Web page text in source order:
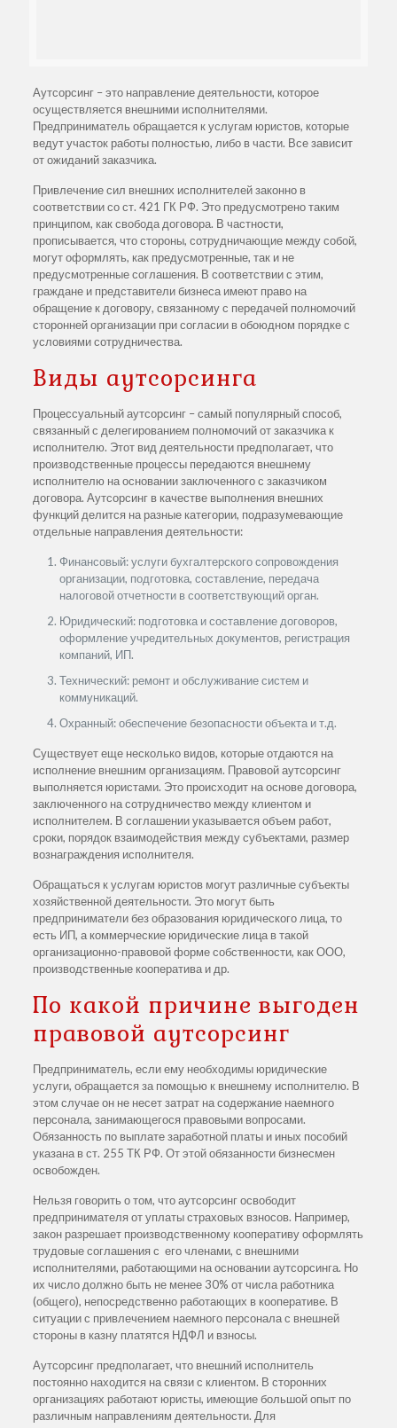
Аутсорсинг – это направление деятельности, которое
осуществляется внешними исполнителями.
Предприниматель обращается к услугам юристов, которые
ведут участок работы полностью, либо в части. Все зависит
от ожиданий заказчика.
Привлечение сил внешних исполнителей законно в
соответствии со ст. 421 ГК РФ. Это предусмотрено таким
принципом, как свобода договора. В частности,
прописывается, что стороны, сотрудничающие между собой,
могут оформлять, как предусмотренные, так и не
предусмотренные соглашения. В соответствии с этим,
граждане и представители бизнеса имеют право на
обращение к договору, связанному с передачей полномочий
сторонней организации при согласии в обоюдном порядке с
условиями сотрудничества.
Виды аутсорсинга
Процессуальный аутсорсинг – самый популярный способ,
связанный с делегированием полномочий от заказчика к
исполнителю. Этот вид деятельности предполагает, что
производственные процессы передаются внешнему
исполнителю на основании заключенного с заказчиком
договора. Аутсорсинг в качестве выполнения внешних
функций делится на разные категории, подразумевающие
отдельные направления деятельности:
Финансовый: услуги бухгалтерского сопровождения
организации, подготовка, составление, передача
налоговой отчетности в соответствующий орган.
Юридический: подготовка и составление договоров,
оформление учредительных документов, регистрация
компаний, ИП.
Технический: ремонт и обслуживание систем и
коммуникаций.
Охранный: обеспечение безопасности объекта и т.д.
Существует еще несколько видов, которые отдаются на
исполнение внешним организациям. Правовой аутсорсинг
выполняется юристами. Это происходит на основе договора,
заключенного на сотрудничество между клиентом и
исполнителем. В соглашении указывается объем работ,
сроки, порядок взаимодействия между субъектами, размер
вознаграждения исполнителя.
Обращаться к услугам юристов могут различные субъекты
хозяйственной деятельности. Это могут быть
предприниматели без образования юридического лица, то
есть ИП, а коммерческие юридические лица в такой
организационно-правовой форме собственности, как ООО,
производственные кооператива и др.
По какой причине выгоден
правовой аутсорсинг
Предприниматель, если ему необходимы юридические
услуги, обращается за помощью к внешнему исполнителю. В
этом случае он не несет затрат на содержание наемного
персонала, занимающегося правовыми вопросами.
Обязанность по выплате заработной платы и иных пособий
указана в ст. 255 ТК РФ. От этой обязанности бизнесмен
освобожден.
Нельзя говорить о том, что аутсорсинг освободит
предпринимателя от уплаты страховых взносов. Например,
закон разрешает производственному кооперативу оформлять
трудовые соглашения с его членами, с внешними
исполнителями, работающими на основании аутсорсинга. Но
их число должно быть не менее 30% от числа работника
(общего), непосредственно работающих в кооперативе. В
ситуации с привлечением наемного персонала с внешней
стороны в казну платятся НДФЛ и взносы.
Аутсорсинг предполагает, что внешний исполнитель
постоянно находится на связи с клиентом. В сторонних
организациях работают юристы, имеющие большой опыт по
различным направлениям деятельности. Для